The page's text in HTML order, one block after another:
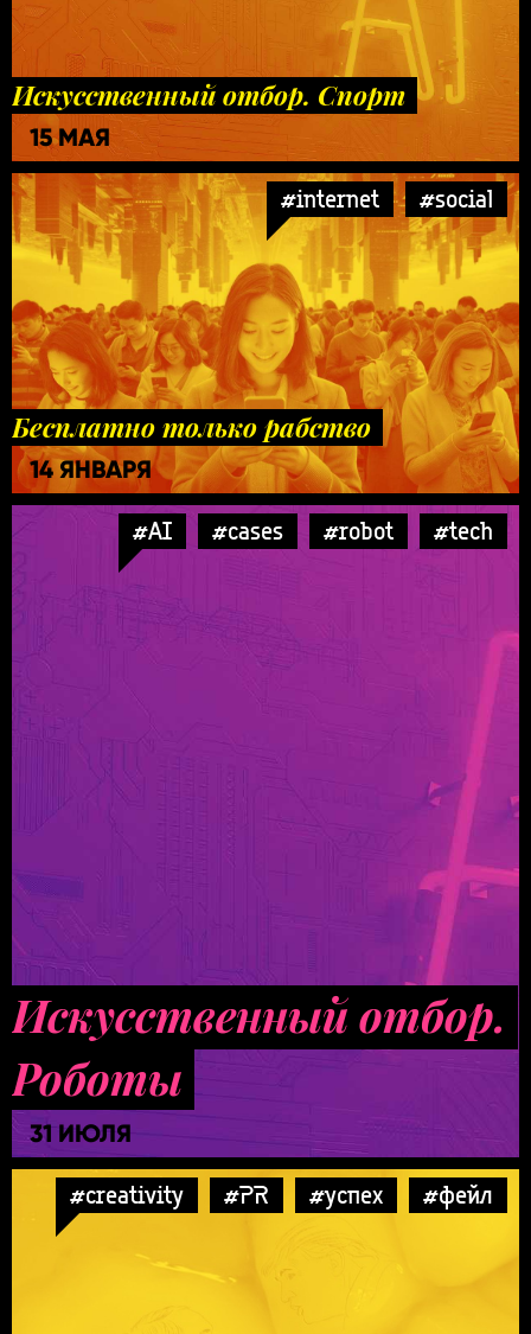
Искусственный отбор. Спорт
15 МАЯ
#internet #social
Бесплатно только рабство
14 ЯНВАРЯ
#AI #cases #robot #tech
Искусственный отбор.
Роботы
31 ИЮЛЯ
#creativity #PR #успех #фейл